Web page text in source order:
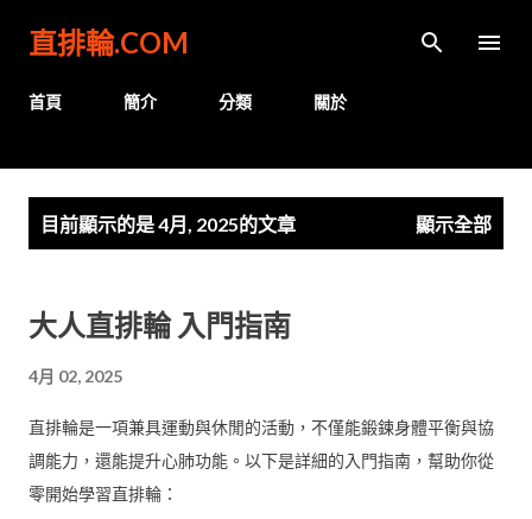
直排輪.COM
首頁 簡介 分類 關於
目前顯示的是 4月, 2025的文章 顯示全部
大人直排輪 入門指南
4月 02, 2025
直排輪是一項兼具運動與休閒的活動，不僅能鍛鍊身體平衡與協
調能力，還能提升心肺功能。以下是詳細的入門指南，幫助你從
零開始學習直排輪：